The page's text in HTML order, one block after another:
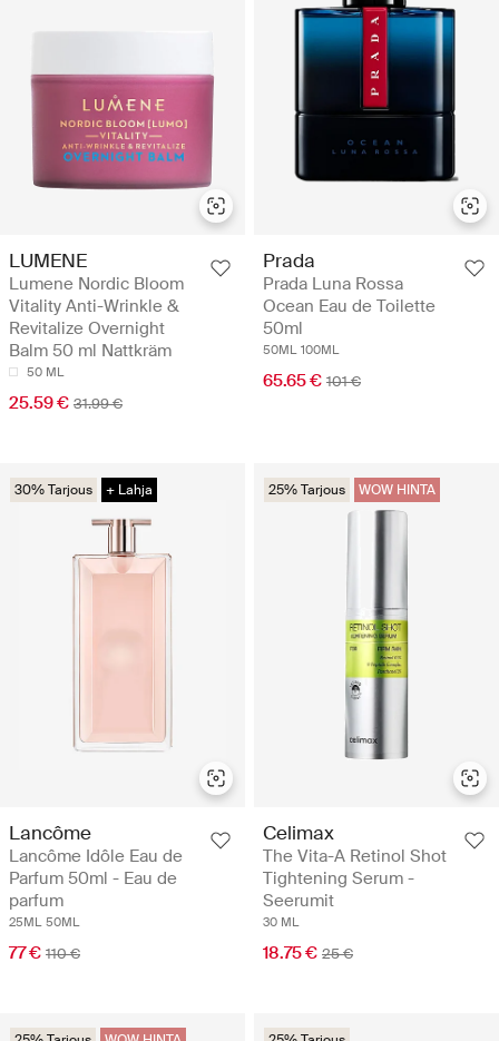
LUMENE
Lumene Nordic Bloom
Vitality Anti-Wrinkle &
Revitalize Overnight
Balm 50 ml Nattkräm
50 ML
25.59 € 31.99 €
Prada
Prada Luna Rossa
Ocean Eau de Toilette
50ml
50ML 100ML
65.65 € 101 €
30% Tarjous + Lahja
Lancôme
Lancôme Idôle Eau de
Parfum 50ml - Eau de
parfum
25ML 50ML
77 € 110 €
25% Tarjous WOW HINTA
Celimax
The Vita-A Retinol Shot
Tightening Serum -
Seerumit
30 ML
18.75 € 25 €